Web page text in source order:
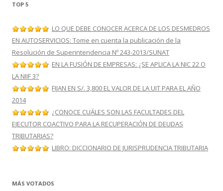
TOP 5
LO QUE DEBE CONOCER ACERCA DE LOS DESMEDROS
EN AUTOSERVICIOS: Tome en cuenta la publicación de la
Resolución de Superintendencia Nº 243-2013/SUNAT
EN LA FUSIÓN DE EMPRESAS: ¿SE APLICA LA NIC 22 O
LA NIIF 3?
FIJAN EN S/. 3,800 EL VALOR DE LA UIT PARA EL AÑO
2014
¿CONOCE CUÁLES SON LAS FACULTADES DEL
EJECUTOR COACTIVO PARA LA RECUPERACIÓN DE DEUDAS
TRIBUTARIAS?
LIBRO: DICCIONARIO DE JURISPRUDENCIA TRIBUTARIA
MÁS VOTADOS